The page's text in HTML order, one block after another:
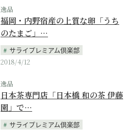
逸品
福岡・内野宿産の上質な卵「うち
のたまご」…
サライプレミアム倶楽部
2018/4/12
逸品
日本茶専門店「日本橋 和の茶 伊藤
園」で…
サライプレミアム倶楽部